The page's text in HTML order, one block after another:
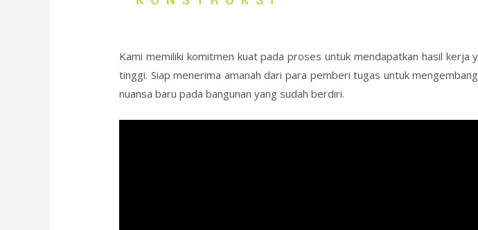
Kami memiliki komitmen kuat pada proses untuk mendapatkan hasil
tinggi. Siap menerima amanah dari para pemberi tugas untuk
nuansa baru pada bangunan yang sudah berdiri.